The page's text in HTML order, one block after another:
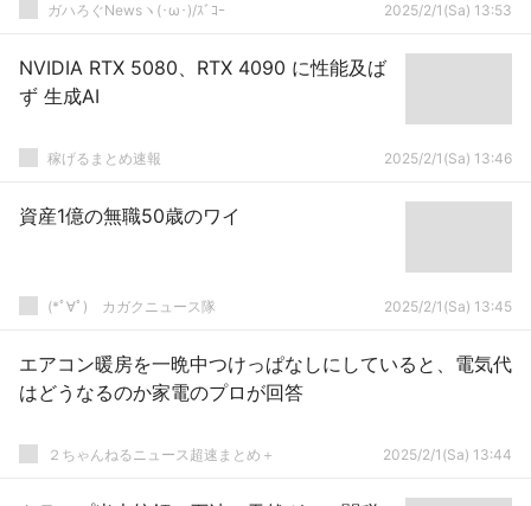
ガハろぐNewsヽ(･ω･)/ｽﾞｺｰ 2025/2/1(Sa) 13:53
NVIDIA RTX 5080、RTX 4090 に性能及ば
ず 生成AI
稼げるまとめ速報 2025/2/1(Sa) 13:46
資産1億の無職50歳のワイ
(*ﾟ∀ﾟ)ゞカガクニュース隊 2025/2/1(Sa) 13:45
エアコン暖房を一晩中つけっぱなしにしていると、電気代
はどうなるのか家電のプロが回答
２ちゃんねるニュース超速まとめ＋ 2025/2/1(Sa) 13:44